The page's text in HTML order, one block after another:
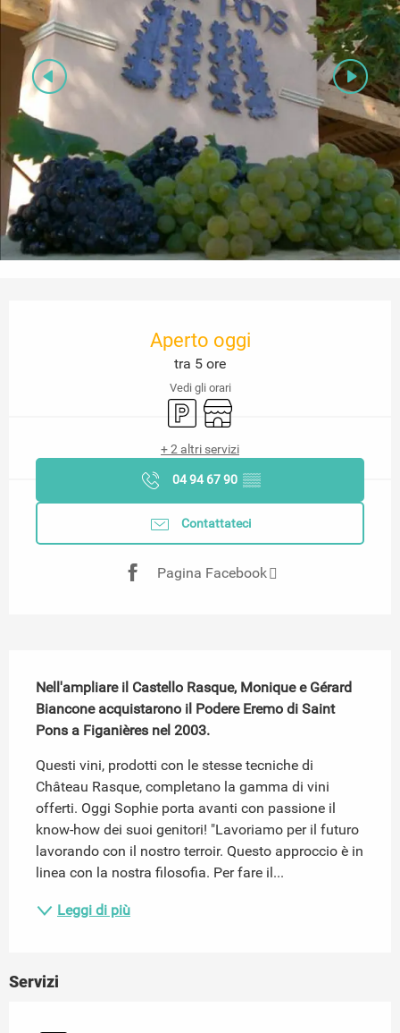
Aperto oggi
tra 5 ore
Vedi gli orari
Parcheggio
Negozio
+ 2 altri servizi
04 94 67 90 ▒▒
Contattateci
Pagina Facebook
Nell'ampliare il Castello Rasque, Monique e Gérard
Biancone acquistarono il Podere Eremo di Saint
Pons a Figanières nel 2003.
Questi vini, prodotti con le stesse tecniche di
Château Rasque, completano la gamma di vini
offerti. Oggi Sophie porta avanti con passione il
know-how dei suoi genitori! "Lavoriamo per il futuro
lavorando con il nostro terroir. Questo approccio è in
linea con la nostra filosofia. Per fare il...
Leggi di più
Servizi